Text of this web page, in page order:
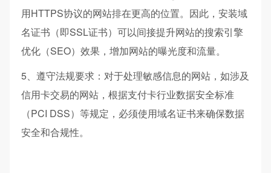
用HTTPS协议的网站排在更高的位置。因此，安装域
名证书（即SSL证书）可以间接提升网站的搜索引擎
优化（SEO）效果，增加网站的曝光度和流量。
5、遵守法规要求：对于处理敏感信息的网站，如涉及
信用卡交易的网站，根据支付卡行业数据安全标准
（PCI DSS）等规定，必须使用域名证书来确保数据
安全和合规性。